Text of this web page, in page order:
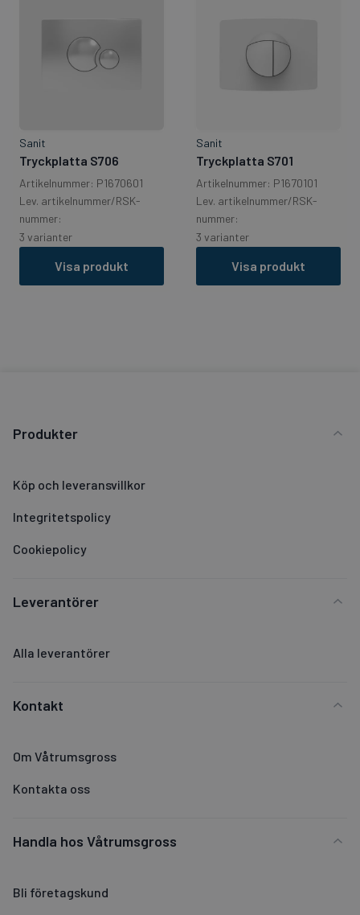
Sanit
Tryckplatta S706
Artikelnummer: P1670601
Lev. artikelnummer/RSK-
nummer:
3 varianter
Visa produkt
Sanit
Tryckplatta S701
Artikelnummer: P1670101
Lev. artikelnummer/RSK-
nummer:
3 varianter
Visa produkt
Produkter
Köp och leveransvillkor
Integritetspolicy
Cookiepolicy
Leverantörer
Alla leverantörer
Kontakt
Om Våtrumsgross
Kontakta oss
Handla hos Våtrumsgross
Bli företagskund